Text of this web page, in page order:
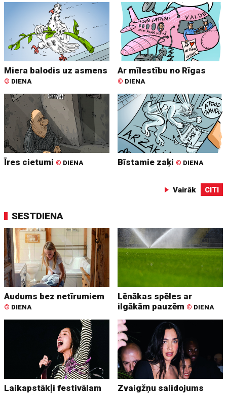
Miera balodis uz asmens
© DIENA
Ar mīlestību no Rīgas
© DIENA
Īres cietumi © DIENA Bīstamie zaķi © DIENA
Vairāk CITI
SESTDIENA
Audums bez netīrumiem
© DIENA
Lēnākas spēles ar
ilgākām pauzēm © DIENA
Laikapstākļi festivālam
Zvaigžņu salidojums